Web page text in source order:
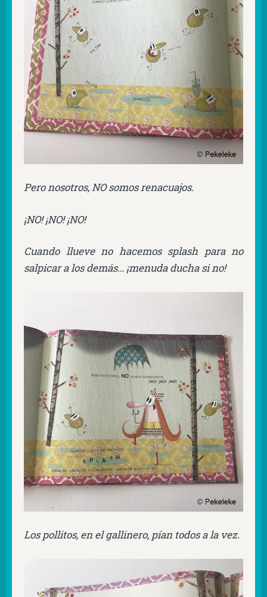
Pero nosotros, NO somos renacuajos.
¡NO! ¡NO! ¡NO!
Cuando llueve no hacemos splash para no
salpicar a los demás… ¡menuda ducha si no!
Los pollitos, en el gallinero, pían todos a la vez.